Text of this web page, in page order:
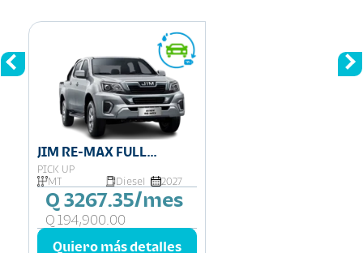
JIM RE-MAX FULL
EQUIPO
PICK UP
MT
Diesel 2027
Q 3267.35/mes
Q 194,900.00
Quiero más detalles